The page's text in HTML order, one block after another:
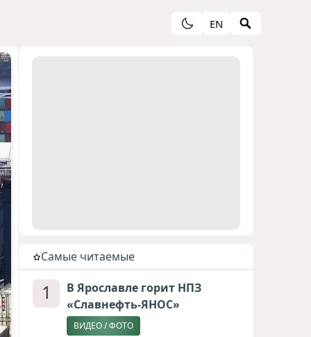
EN
Cамые читаемые
1
В Ярославле горит НПЗ
«Славнефть-ЯНОС»
ВИДЕО / ФОТО